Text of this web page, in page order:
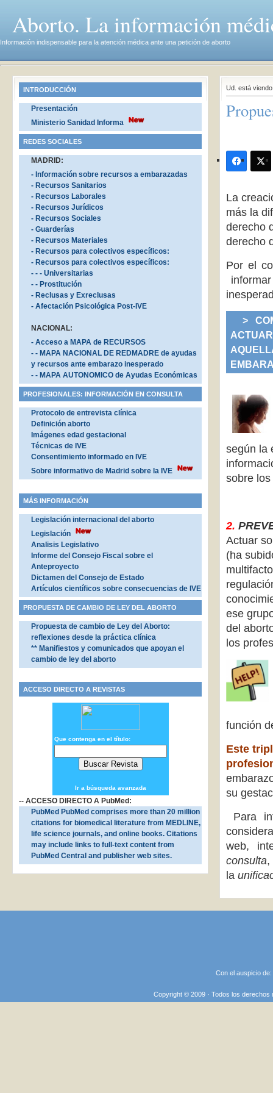
Aborto. La información
Información indispensable para la atención médica ante una petición de aborto
Ud. está
La
más la
derecho
derecho
Por el
>
según la
sobre
2.
Actuar
(ha
ese
del
los
función
Este
su
Para
web,
consulta,
la
INTRODUCCIÓN
Presentación
Ministerio Sanidad Informa
REDES SOCIALES
MADRID:
- Información sobre recursos a embarazadas
- Recursos Sanitarios
- Recursos Laborales
- Recursos Jurídicos
- Recursos Sociales
- Guarderías
- Recursos Materiales
- Recursos para colectivos específicos:
- Recursos para colectivos específicos:
- - - Universitarias
- - Prostitución
- Reclusas y Exreclusas
- Afectación Psicológica Post-IVE
NACIONAL:
- Acceso a MAPA de RECURSOS
- - MAPA NACIONAL DE REDMADRE de ayudas
y recursos ante embarazo inesperado
- - MAPA AUTONOMICO de Ayudas Económicas
PROFESIONALES: INFORMACIÓN EN CONSULTA
Protocolo de entrevista clínica
Definición aborto
Imágenes edad gestacional
Técnicas de IVE
Consentimiento informado en IVE
Sobre informativo de Madrid sobre la IVE
MÁS INFORMACIÓN
Legislación internacional del aborto
Legislación
Analisis Legislativo
Informe del Consejo Fiscal sobre el
Anteproyecto
Dictamen del Consejo de Estado
Artículos científicos sobre consecuencias de IVE
PROPUESTA DE CAMBIO DE LEY DEL ABORTO
Propuesta de cambio de Ley del Aborto:
reflexiones desde la práctica clínica
** Manifiestos y comunicados que apoyan el
cambio de ley del aborto
ACCESO DIRECTO A REVISTAS
Que contenga en el título:
Ir a búsqueda avanzada
-- ACCESO DIRECTO A PubMed:
PubMed PubMed comprises more than 20 million
citations for biomedical literature from MEDLINE,
life science journals, and online books. Citations
may include links to full-text content from
PubMed Central and publisher web sites.
Con el auspicio de:
Copyright © 2009 · Todos los derechos